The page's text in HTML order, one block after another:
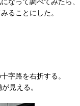
ることにした。
字路を右折する。
見える。